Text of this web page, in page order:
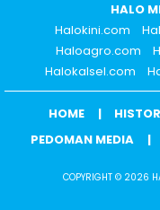
HALO
Halokini.com
Haloagro.com
Halokalsel.com
HOME
PEDOMAN MEDIA
COPYRIGHT © 2026